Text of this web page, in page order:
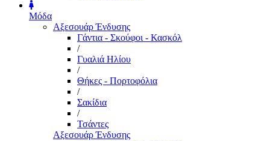
Μόδα
Αξεσουάρ Ένδυσης
Γάντια - Σκούφοι - Κασκόλ
/
Γυαλιά Ηλίου
/
Θήκες - Πορτοφόλια
/
Σακίδια
/
Τσάντες
Αξεσουάρ Ένδυσης